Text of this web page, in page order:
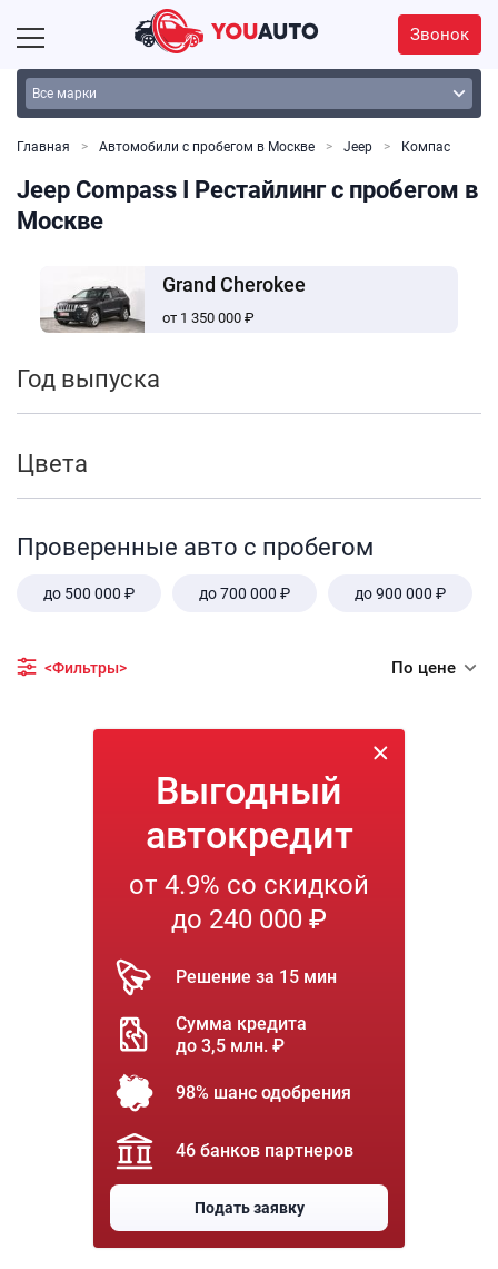
Звонок
Главная Автомобили с пробегом в Москве Jeep Компас
Jeep Compass I Рестайлинг с пробегом в
Москве
Grand Cherokee
от 1 350 000 ₽
Год выпуска
Цвета
Проверенные авто с пробегом
до 500 000 ₽ до 700 000 ₽ до 900 000 ₽
<Фильтры> По цене
Выгодный
автокредит
от 4.9% со скидкой
до 240 000 ₽
Решение за 15 мин
Сумма кредита
до 3,5 млн. ₽
98% шанс одобрения
46 банков партнеров
Подать заявку